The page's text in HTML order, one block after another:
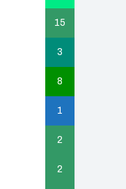
15
3
8
1
2
2